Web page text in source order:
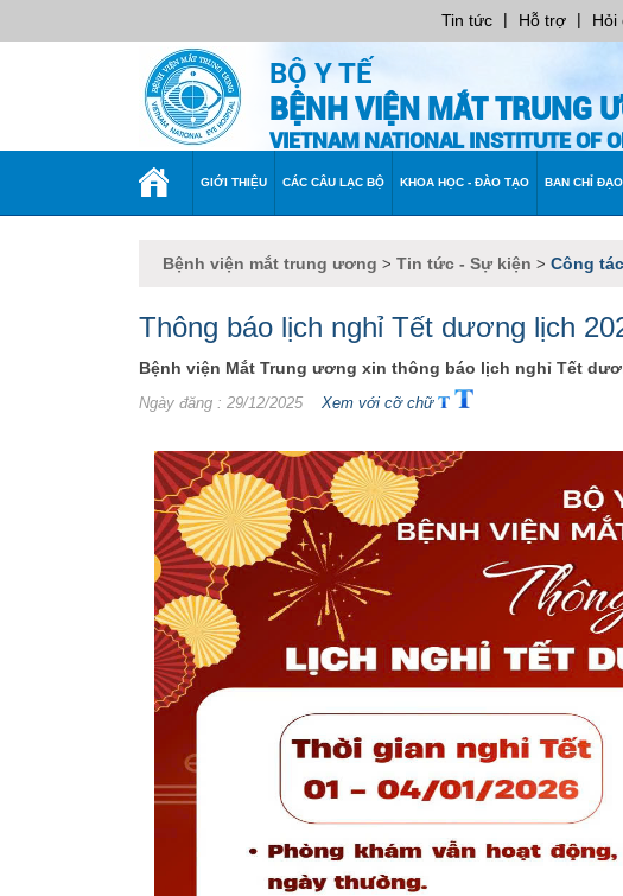
Tin tức | Hỗ trợ | Hỏi
BỘ Y TẾ
BỆNH VIỆN MẮT TRUNG
VIETNAM NATIONAL INSTITUTE OF
TRANG GIỚI THIỆU CÁC CÂU LẠC BỘ KHOA HỌC - ĐÀO TẠO BAN CHỈ
Bệnh viện mắt trung ương > Tin tức - Sự kiện > Công
Thông báo lịch nghỉ Tết dương lịch
Bệnh viện Mắt Trung ương xin thông báo lịch nghỉ Tết
Ngày đăng : 29/12/2025 Xem với cỡ chữ